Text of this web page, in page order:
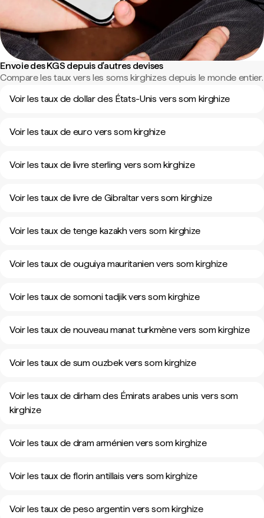
Envoie des KGS depuis d'autres devises
Compare les taux vers les soms kirghizes depuis le monde entier.
Voir les taux de dollar des États-Unis vers som kirghize
Voir les taux de euro vers som kirghize
Voir les taux de livre sterling vers som kirghize
Voir les taux de livre de Gibraltar vers som kirghize
Voir les taux de tenge kazakh vers som kirghize
Voir les taux de ouguiya mauritanien vers som kirghize
Voir les taux de somoni tadjik vers som kirghize
Voir les taux de nouveau manat turkmène vers som kirghize
Voir les taux de sum ouzbek vers som kirghize
Voir les taux de dirham des Émirats arabes unis vers som
kirghize
Voir les taux de dram arménien vers som kirghize
Voir les taux de florin antillais vers som kirghize
Voir les taux de peso argentin vers som kirghize